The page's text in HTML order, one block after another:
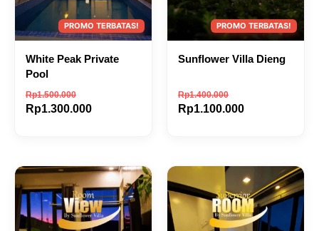
White Peak Private
Pool
Rp1.500.000
Rp1.300.000
Sunflower Villa Dieng
Rp1.400.000
Rp1.100.000